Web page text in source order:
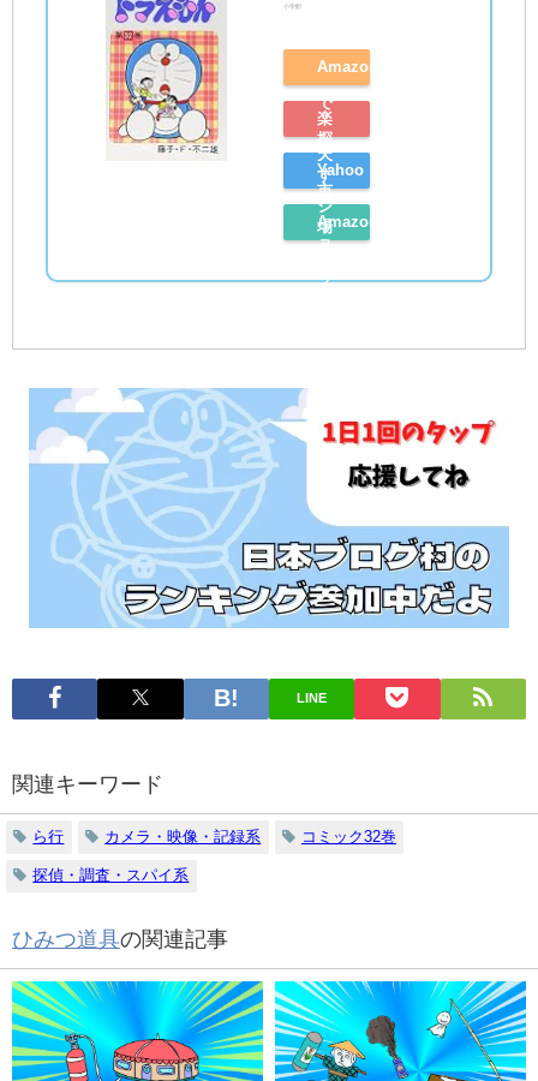
小学館
Amazon
で
探
す
楽
天
市
場
Yahoo
シ
ョ
ッ
ン
で
Amazon
読
LINE
関連キーワード
ら行 カメラ・映像・記録系 コミック32巻
探偵・調査・スパイ系
ひみつ道具の関連記事